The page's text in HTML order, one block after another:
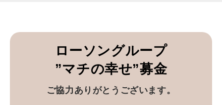
ローソングループ
”マチの幸せ”募金
ご協力ありがとうございます。